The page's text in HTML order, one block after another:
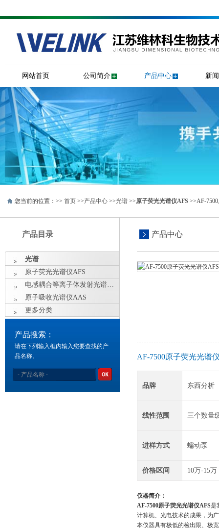
网站首页 公司简介 产品中心 新
您当前的位置：>> 首页 >>产品中心 >>光谱 >>原子荧光光谱仪AFS >>AF-
产品目录
光谱
原子荧光光谱仪AFS
电感耦合等离子体发射光谱仪ICP
原子吸收光谱仪AAS
更多分类
产品搜索：
请在下列输入框内输入您要查找的产
品名称。
产品中心
AF-7500原子荧光光谱
品牌 东西分析
线性范围 三个数量
进样方式 蠕动泵
价格区间 10万-15万
仪器简介：
AF-7500原子荧光光谱仪AFS是
计算机、光电技术的成果，为
本仪器具有极低的检出限、极